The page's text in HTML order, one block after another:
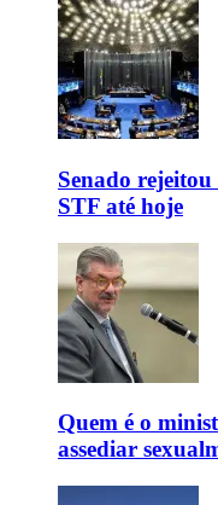
Senado rejeitou
STF até hoje
Quem é o
assediar